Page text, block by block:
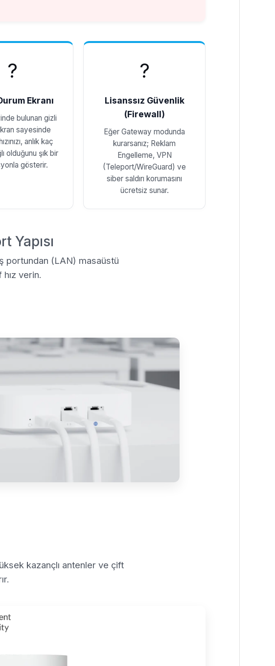
?
Ekranı
bulunan gizli
sayesinde
anlık kaç
olduğunu şık bir
gösterir.
?️
Lisanssız Güvenlik
(Firewall)
Eğer Gateway modunda
kurarsanız; Reklam
Engelleme, VPN
(Teleport/WireGuard) ve
siber saldırı korumasını
ücretsiz sunar.
Yapısı
portundan (LAN) masaüstü
verin.
kazançlı antenler ve çift